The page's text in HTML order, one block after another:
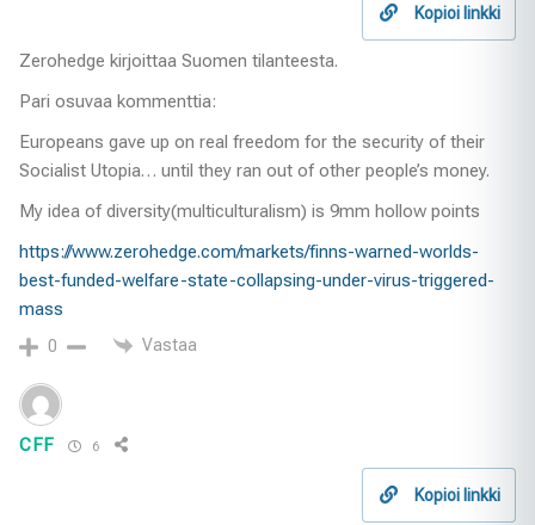
Kopioi linkki
Zerohedge kirjoittaa Suomen tilanteesta.
Pari osuvaa kommenttia:
Europeans gave up on real freedom for the security of their
Socialist Utopia… until they ran out of other people’s money.
My idea of diversity(multiculturalism) is 9mm hollow points
https://www.zerohedge.com/markets/finns-warned-worlds-
best-funded-welfare-state-collapsing-under-virus-triggered-
mass
0 Vastaa
CFF 6
Kopioi linkki